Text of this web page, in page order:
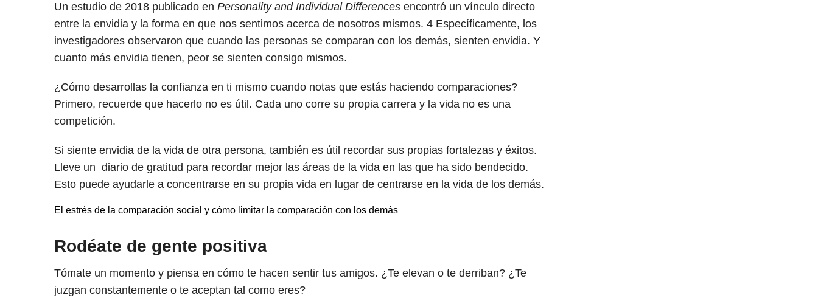
Un estudio de 2018 publicado en Personality and Individual Differencesencontró un vínculo directo
entre la envidia y la forma en que nos sentimos acerca de nosotros mismos. 4Específicamente, los
investigadores observaron que cuando las personas se comparan con los demás, sienten envidia. Y
cuanto más envidia tienen, peor se sienten consigo mismos.
¿Cómo desarrollas la confianza en ti mismo cuando notas que estás haciendo comparaciones?
Primero, recuerde que hacerlo no es útil. Cada uno corre su propia carrera y la vida no es una
competición.
Si siente envidia de la vida de otra persona, también es útil recordar sus propias fortalezas y éxitos.
Lleve un diario de gratitud para recordar mejor las áreas de la vida en las que ha sido bendecido.
Esto puede ayudarle a concentrarse en su propia vida en lugar de centrarse en la vida de los demás.
El estrés de la comparación social y cómo limitar la comparación con los demás
Rodéate de gente positiva
Tómate un momento y piensa en cómo te hacen sentir tus amigos. ¿Te elevan o te derriban? ¿Te
juzgan constantemente o te aceptan tal como eres?